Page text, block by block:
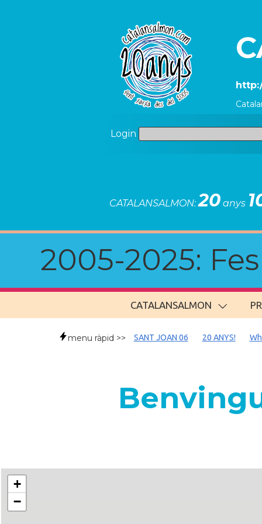
Login
CATALANSALMON:20anys
2005-2025:
CATALANSALMON
menu ràpid >> SANT JOAN 06 20 ANYS!
+
−